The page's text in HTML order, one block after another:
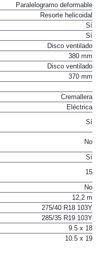
Paralelogramo deformable
Resorte helicoidal
Sí
Sí
Disco ventilado
380 mm
Disco ventilado
370 mm
Cremallera
Eléctrica
Sí
No
Sí
15
No
12,2 m
275/40 R18 103Y
285/35 R19 103Y
9.5 x 18
10.5 x 19